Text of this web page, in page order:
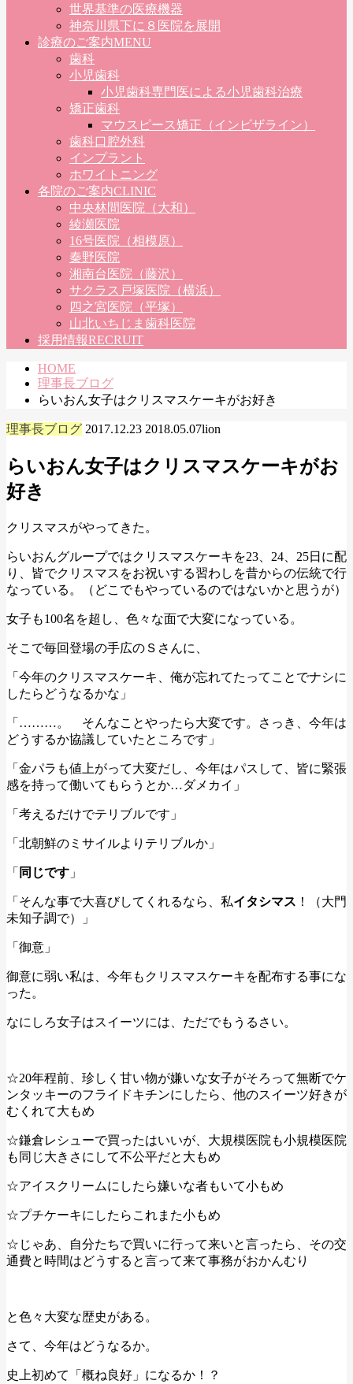
世界基準の医療機器
神奈川県下に８医院を展開
診療のご案内MENU
歯科
小児歯科
小児歯科専門医による小児歯科治療
矯正歯科
マウスピース矯正（インビザライン）
歯科口腔外科
インプラント
ホワイトニング
各院のご案内CLINIC
中央林間医院（大和）
綾瀬医院
16号医院（相模原）
秦野医院
湘南台医院（藤沢）
サクラス戸塚医院（横浜）
四之宮医院（平塚）
山北いちじま歯科医院
採用情報RECRUIT
HOME
理事長ブログ
らいおん女子はクリスマスケーキがお好き
理事長ブログ 2017.12.23 2018.05.07lion
らいおん女子はクリスマスケーキがお
好き
クリスマスがやってきた。
らいおんグループではクリスマスケーキを23、24、25日に配
り、皆でクリスマスをお祝いする習わしを昔からの伝統で行
なっている。（どこでもやっているのではないかと思うが）
女子も100名を超し、色々な面で大変になっている。
そこで毎回登場の手広のＳさんに、
「今年のクリスマスケーキ、俺が忘れてたってことでナシに
したらどうなるかな」
「………。 そんなことやったら大変です。さっき、今年は
どうするか協議していたところです」
「金パラも値上がって大変だし、今年はパスして、皆に緊張
感を持って働いてもらうとか…ダメカイ」
「考えるだけでテリブルです」
「北朝鮮のミサイルよりテリブルか」
「 同じです 」
「そんな事で大喜びしてくれるなら、私イタシマス ！（大門
未知子調で）」
「御意」
御意に弱い私は、今年もクリスマスケーキを配布する事にな
った。
なにしろ女子はスイーツには、ただでもうるさい。
☆20年程前、珍しく甘い物が嫌いな女子がそろって無断でケ
ンタッキーのフライドキチンにしたら、他のスイーツ好きが
むくれて大もめ
☆鎌倉レシューで買ったはいいが、大規模医院も小規模医院
も同じ大きさにして不公平だと大もめ
☆アイスクリームにしたら嫌いな者もいて小もめ
☆プチケーキにしたらこれまた小もめ
☆じゃあ、自分たちで買いに行って来いと言ったら、その交
通費と時間はどうすると言って来て事務がおかんむり
と色々大変な歴史がある。
さて、今年はどうなるか。
史上初めて「概ね良好」になるか！？